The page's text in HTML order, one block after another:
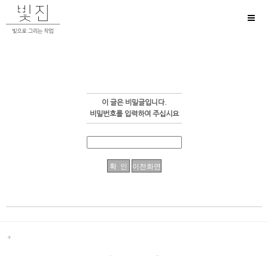
이 글은 비밀글입니다.
비밀번호를 입력하여 주십시요